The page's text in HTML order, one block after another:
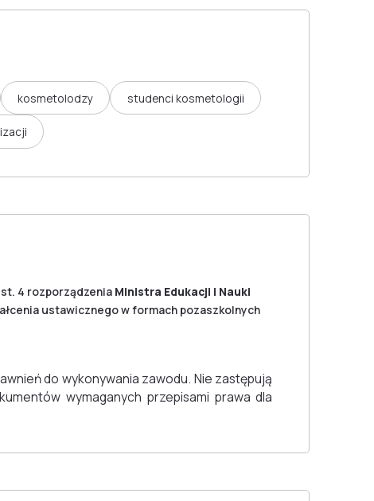
kosmetolodzy studenci kosmetologii
4 rozporządzenia Ministra Edukacji i Nauki
ustawicznego w formach pozaszkolnych
do wykonywania zawodu. Nie zastępują
wymaganych przepisami prawa dla